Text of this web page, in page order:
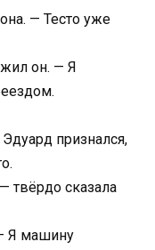
— Тесто уже
он. — Я
признался,
твёрдо сказала
Я машину